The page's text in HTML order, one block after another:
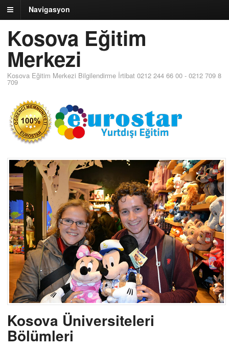
Navigasyon
Kosova Eğitim
Merkezi
Kosova Eğitim Merkezi Bilgilendirme İrtibat 0212 244 66 00 - 0212 709 8
709
Kosova Üniversiteleri
Bölümleri